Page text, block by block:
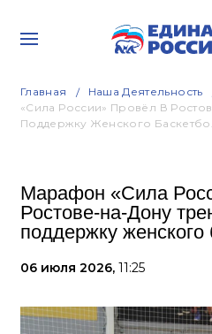
Главная Наша Деятельность
«Сила России» Провёл В
Поддержку Женского
Марафон «Сила
Ростове-на-Дону
поддержку женского
06 июля 2026, 11:25